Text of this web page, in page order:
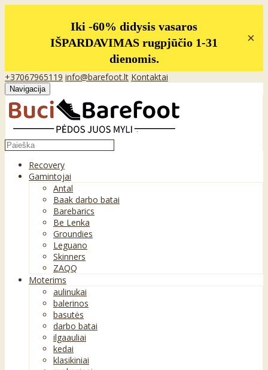
Iki -60% didysis vasaros
IŠPARDAVIMAS rugpjūčio 1-31
dienomis.
×
+37067965119 info@barefoot.lt Kontaktai
Navigacija
Recovery
Gamintojai
Antal
Baak darbo batai
Barebarics
Be Lenka
Groundies
Leguano
Skinners
ZAQQ
Moterims
aulinukai
balerinos
basutės
darbo batai
ilgaauliai
kedai
klasikiniai